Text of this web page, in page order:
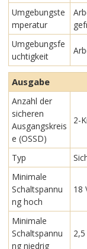
Umgebungste
mperatur
Umgebungsfe
uchtigkeit
Ausgabe
Anzahl der
sicheren
Ausgangskreis
e (OSSD)
2-
Typ
Minimale
Schaltspannu
ng hoch
18
Minimale
Schaltspannu
ng niedrig
2,5